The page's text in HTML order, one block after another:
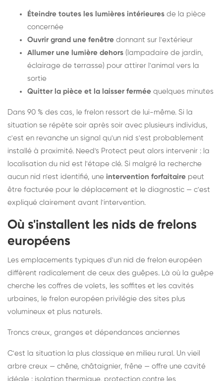
Éteindre toutes les lumières intérieures de la pièce
concernée
Ouvrir grand une fenêtre donnant sur l'extérieur
Allumer une lumière dehors (lampadaire de jardin,
éclairage de terrasse) pour attirer l'animal vers la
sortie
Quitter la pièce et la laisser fermée quelques minutes
Dans 90 % des cas, le frelon ressort de lui-même. Si la
situation se répète soir après soir avec plusieurs individus,
c'est en revanche un signal qu'un nid s'est probablement
installé à proximité. Need's Protect peut alors intervenir : la
localisation du nid est l'étape clé. Si malgré la recherche
aucun nid n'est identifié, une intervention forfaitaire peut
être facturée pour le déplacement et le diagnostic — c'est
expliqué clairement avant l'intervention.
Où s'installent les nids de frelons
européens
Les emplacements typiques d'un nid de frelon européen
diffèrent radicalement de ceux des guêpes. Là où la guêpe
cherche les coffres de volets, les soffites et les cavités
urbaines, le frelon européen privilégie des sites plus
volumineux et plus naturels.
Troncs creux, granges et dépendances anciennes
C'est la situation la plus classique en milieu rural. Un vieil
arbre creux — chêne, châtaignier, frêne — offre une cavité
idéale : isolation thermique, protection contre les